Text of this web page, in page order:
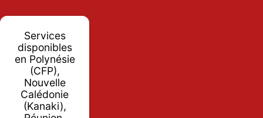
Services
disponibles
en Polynésie
(CFP),
Nouvelle
Calédonie
(Kanaki),